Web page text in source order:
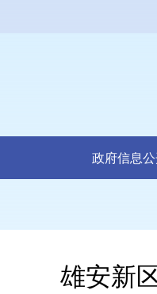
政府信息
雄安新